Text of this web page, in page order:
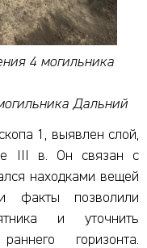
4 могильника
Дальний
1, выявлен слой,
III в. Он связан с
находками вещей
факты позволили
и уточнить
горизонта.